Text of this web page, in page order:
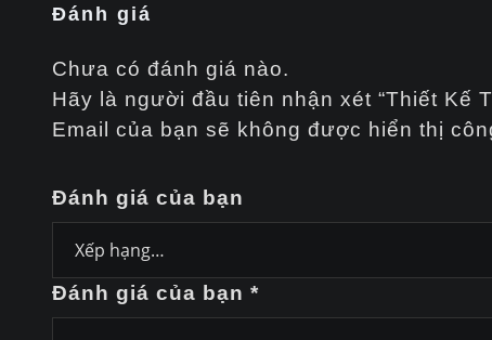
Đánh giá
Chưa có đánh giá nào.
Hãy là người đầu tiên nhận xét “Thiết Kế
Email của bạn sẽ không được hiển thị
Đánh giá của bạn
Đánh giá của bạn *